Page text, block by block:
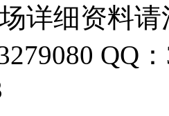
详细资料
QQ